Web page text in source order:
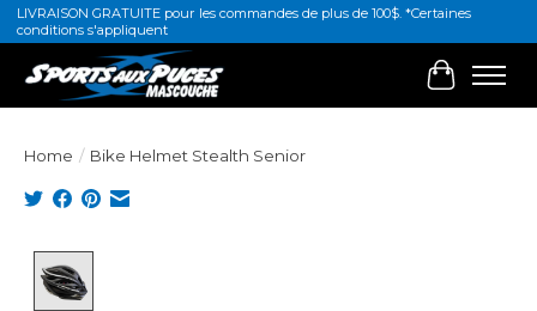
LIVRAISON GRATUITE pour les commandes de plus de 100$. *Certaines
conditions s'appliquent
Cart
Home / Bike Helmet Stealth Senior